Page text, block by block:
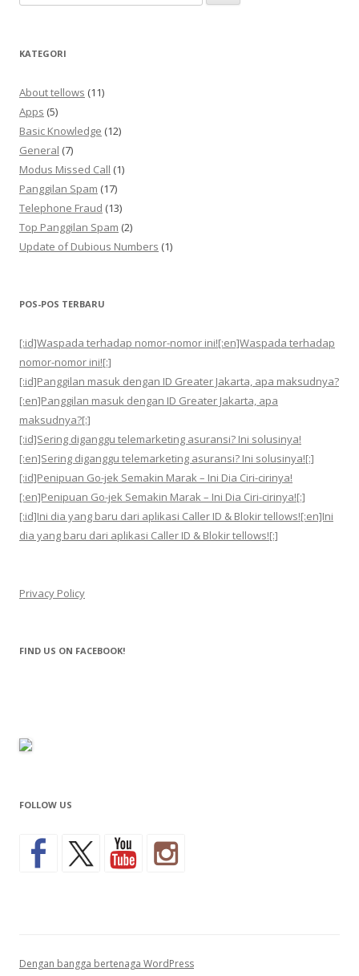
untuk:
KATEGORI
About tellows (11)
Apps (5)
Basic Knowledge (12)
General (7)
Modus Missed Call (1)
Panggilan Spam (17)
Telephone Fraud (13)
Top Panggilan Spam (2)
Update of Dubious Numbers (1)
POS-POS TERBARU
[:id]Waspada terhadap nomor-nomor ini![:en]Waspada terhadap
nomor-nomor ini![:]
[:id]Panggilan masuk dengan ID Greater Jakarta, apa maksudnya?
[:en]Panggilan masuk dengan ID Greater Jakarta, apa
maksudnya?[:]
[:id]Sering diganggu telemarketing asuransi? Ini solusinya!
[:en]Sering diganggu telemarketing asuransi? Ini solusinya![:]
[:id]Penipuan Go-jek Semakin Marak – Ini Dia Ciri-cirinya!
[:en]Penipuan Go-jek Semakin Marak – Ini Dia Ciri-cirinya![:]
[:id]Ini dia yang baru dari aplikasi Caller ID & Blokir tellows![:en]Ini
dia yang baru dari aplikasi Caller ID & Blokir tellows![:]
Privacy Policy
FIND US ON FACEBOOK!
FOLLOW US
Dengan bangga bertenaga WordPress